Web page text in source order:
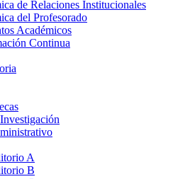
de Relaciones Institucionales
del Profesorado
Académicos
Continua
A
B